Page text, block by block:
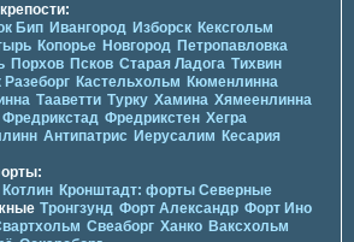
Бип Ивангород Изборск Кексгольм
Копорье Новгород Петропавловка
Порхов Псков Старая Ладога Тихвин
Кастельхольм Кюменлинна
Тааветти Турку Хамина Хямеенлинна
Фредрикстад Фредрикстен Хегра
Антипатрис Иерусалим Кесария
Кронштадт: форты Северные
Тронгзунд Форт Александр Форт Ино
Свеаборг Ханко Ваксхольм